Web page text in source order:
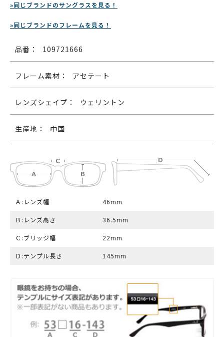
»同じブランドのサングラスを見る！
»同じブランドのフレームを見る！
品番： 109721666
フレーム素材： アセテート
レンズシェイプ： ウェリントン
生産地： 中国
Ａ:レンズ幅 46mm
Ｂ:レンズ高さ 36.5mm
Ｃ:ブリッジ幅 22mm
Ｄ:テンプル長さ 145mm